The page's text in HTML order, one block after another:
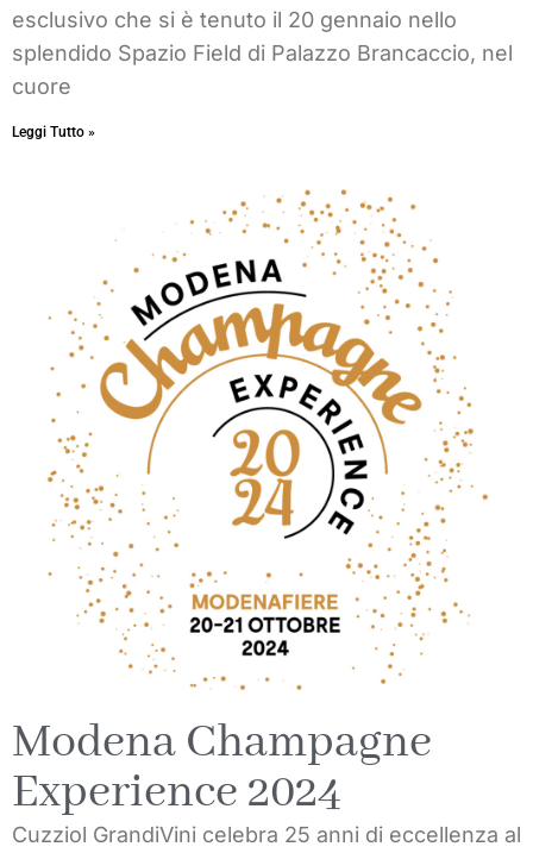
esclusivo che si è tenuto il 20 gennaio nello
splendido Spazio Field di Palazzo Brancaccio, nel
cuore
Leggi Tutto »
Modena Champagne
Experience 2024
Cuzziol GrandiVini celebra 25 anni di eccellenza al